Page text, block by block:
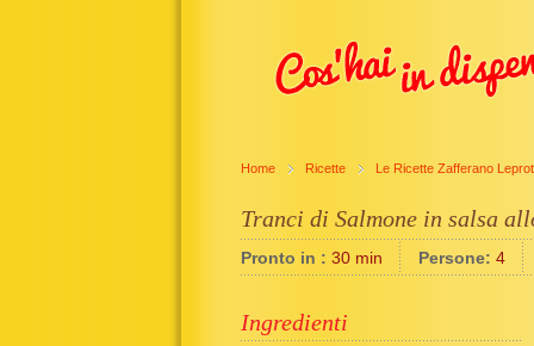
Home Ricette Le Ricette Zafferano
Tranci di Salmone in salsa
Pronto in : 30 min Persone: 4
Ingredienti